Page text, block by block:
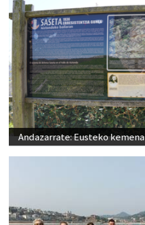
Andazarrate: Eusteko kemena